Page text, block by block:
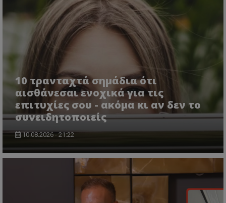
10 τρανταχτά σημάδια ότι
αισθάνεσαι ενοχικά για τις
επιτυχίες σου - ακόμα κι αν δεν το
συνειδητοποιείς
10.08.2026 - 21:22